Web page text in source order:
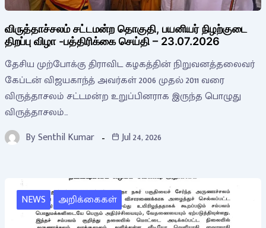
விருத்தாச்சலம் சட்டமன்ற தொகுதி, பயனியர் நிழற்குடை
திறப்பு விழா -பத்திரிக்கை செய்தி – 23.07.2026
தேசிய முற்போக்கு திராவிட கழகத்தின் நிறுவனத்தலைவர்
கேப்டன் விஜயகாந்த் அவர்கள் 2006 முதல் 2011 வரை
விருத்தாசலம் சட்டமன்ற உறுப்பினராக இருந்த பொழுது
விருத்தாசலம்…
BySenthil Kumar Jul 24, 2026
NEWS அறிக்கைகள்